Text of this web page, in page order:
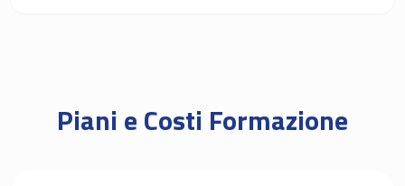
Piani e Costi Formazione